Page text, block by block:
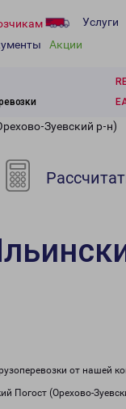
Услуги
Акции
Зуевский р-н)
от
Погост (Орехово-